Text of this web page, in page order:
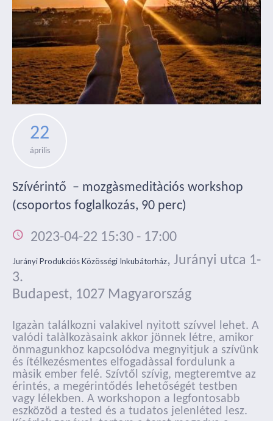
22
április
Szívérintő – mozgàsmeditàciós workshop
(csoportos foglalkozás, 90 perc)
2023-04-22 15:30 - 17:00
Jurányi Produkciós Közösségi Inkubátorház, Jurányi utca 1-
3.
Budapest, 1027 Magyarország
Igazàn találkozni valakivel nyitott szívvel lehet. A
valódi talàlkozàsaink akkor jönnek létre, amikor
önmagunkhoz kapcsolódva megnyitjuk a szívünk
és ítélkezésmentes elfogadàssal fordulunk a
màsik ember felé. Szívtől szívig, megteremtve az
érintés, a megérintődés lehetőségét testben
vagy lélekben. A workshopon a legfontosabb
eszközöd a tested és a tudatos jelenléted lesz.